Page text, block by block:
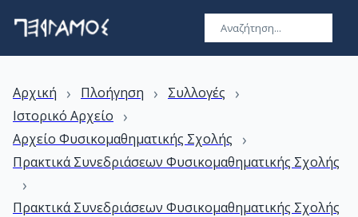
Αρχική › Πλοήγηση › Συλλογές ›
Ιστορικό Αρχείο ›
Αρχείο Φυσικομαθηματικής Σχολής ›
Πρακτικά Συνεδριάσεων Φυσικομαθηματικής Σχολής
›
Πρακτικά Συνεδριάσεων Φυσικομαθηματικής Σχολής